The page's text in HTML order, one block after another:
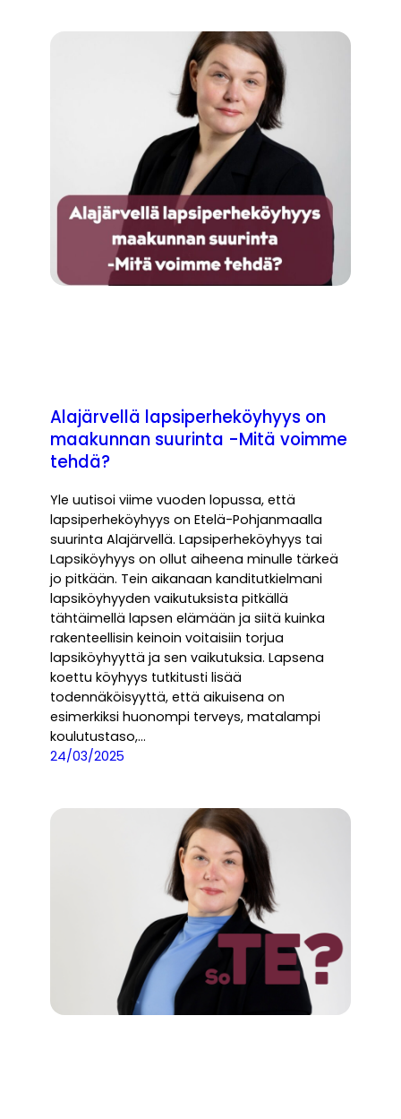
Alajärvellä lapsiperheköyhyys on
maakunnan suurinta -Mitä voimme
tehdä?
Yle uutisoi viime vuoden lopussa, että
lapsiperheköyhyys on Etelä-Pohjanmaalla
suurinta Alajärvellä. Lapsiperheköyhyys tai
Lapsiköyhyys on ollut aiheena minulle tärkeä
jo pitkään. Tein aikanaan kanditutkielmani
lapsiköyhyyden vaikutuksista pitkällä
tähtäimellä lapsen elämään ja siitä kuinka
rakenteellisin keinoin voitaisiin torjua
lapsiköyhyyttä ja sen vaikutuksia. Lapsena
koettu köyhyys tutkitusti lisää
todennäköisyyttä, että aikuisena on
esimerkiksi huonompi terveys, matalampi
koulutustaso,…
24/03/2025